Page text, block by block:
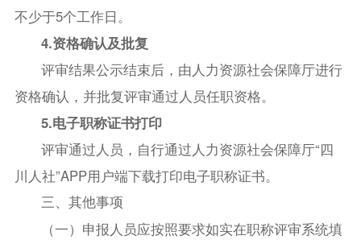
不少于5个工作日。
4.资格确认及批复
评审结果公示结束后，由人力资源社会保障厅进行
资格确认，并批复评审通过人员任职资格。
5.电子职称证书打印
评审通过人员，自行通过人力资源社会保障厅“四
川人社”APP用户端下载打印电子职称证书。
三、其他事项
（一）申报人员应按照要求如实在职称评审系统填